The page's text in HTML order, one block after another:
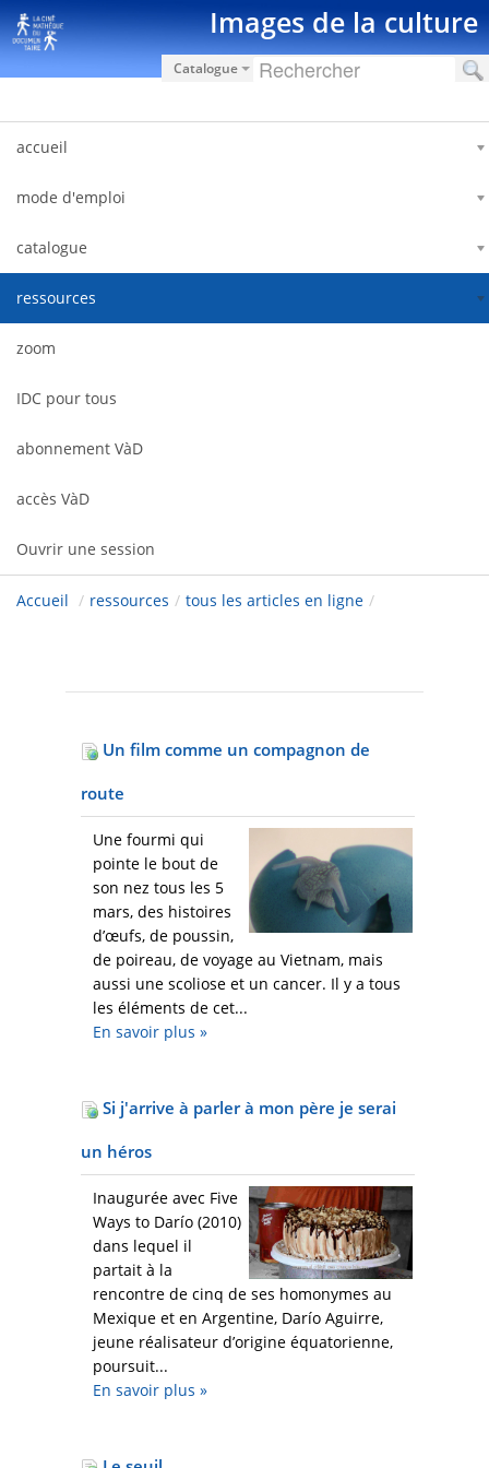
Saut au contenu Images de la culture
Catalogue
accueil
mode d'emploi
catalogue
ressources
zoom
IDC pour tous
abonnement VàD
accès VàD
Ouvrir une session
Accueil / ressources / tous les articles en ligne /
Un film comme un compagnon de
route
Une fourmi qui
pointe le bout de
son nez tous les 5
mars, des histoires
d’œufs, de poussin,
de poireau, de voyage au Vietnam, mais
aussi une scoliose et un cancer. Il y a tous
les éléments de cet...
En savoir plus »
Si j'arrive à parler à mon père je serai
un héros
Inaugurée avec Five
Ways to Darío (2010)
dans lequel il
partait à la
rencontre de cinq de ses homonymes au
Mexique et en Argentine, Darío Aguirre,
jeune réalisateur d’origine équatorienne,
poursuit...
En savoir plus »